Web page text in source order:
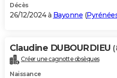
Décès
26/12/2024 à Bayonne (
Claudine DUBOURDIEU
Créer une cagnotte obsèques
Naissance